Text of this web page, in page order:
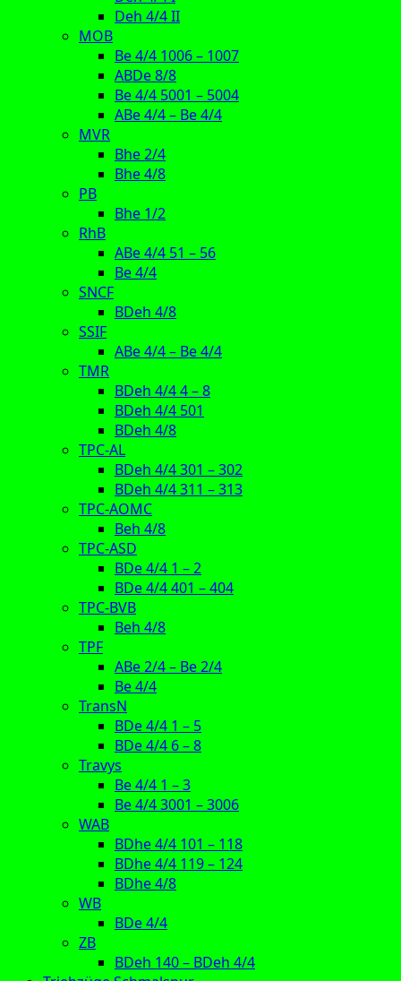
Deh 4/4 II
MOB
Be 4/4 1006 – 1007
ABDe 8/8
Be 4/4 5001 – 5004
ABe 4/4 – Be 4/4
MVR
Bhe 2/4
Bhe 4/8
PB
Bhe 1/2
RhB
ABe 4/4 51 – 56
Be 4/4
SNCF
BDeh 4/8
SSIF
ABe 4/4 – Be 4/4
TMR
BDeh 4/4 4 – 8
BDeh 4/4 501
BDeh 4/8
TPC-AL
BDeh 4/4 301 – 302
BDeh 4/4 311 – 313
TPC-AOMC
Beh 4/8
TPC-ASD
BDe 4/4 1 – 2
BDe 4/4 401 – 404
TPC-BVB
Beh 4/8
TPF
ABe 2/4 – Be 2/4
Be 4/4
TransN
BDe 4/4 1 – 5
BDe 4/4 6 – 8
Travys
Be 4/4 1 – 3
Be 4/4 3001 – 3006
WAB
BDhe 4/4 101 – 118
BDhe 4/4 119 – 124
BDhe 4/8
WB
BDe 4/4
ZB
BDeh 140 – BDeh 4/4